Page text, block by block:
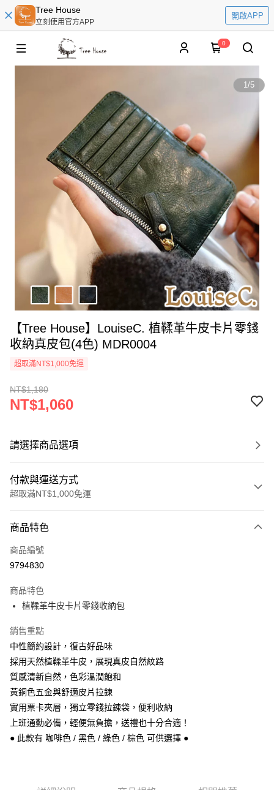
Tree House
立刻使用官方APP
開啟APP
0
1/5
【Tree House】LouiseC. 植鞣革牛皮卡片零錢
收納真皮包(4色) MDR0004
超取滿NT$1,000免運
NT$1,180
NT$1,060
請選擇商品選項
付款與運送方式
超取滿NT$1,000免運
信用卡一次付款
信用卡分期付款
合作金庫商業銀行
華南商業銀行
國泰世華商業銀行
臺灣中小企業銀行
匯豐（台灣）商業銀行
華泰商業銀行
聯邦商業銀行
元大商業銀行
台新國際商業銀行
中國信託商業銀行
台灣樂天信用卡公司
6 期 0 利率 每期
華南商業銀行
上海商業儲蓄銀行
國泰世華商業銀行
臺灣中小企業銀行
台中商業銀行
匯豐（台灣）商業銀行
聯邦商業銀行
元大商業銀行
永豐商業銀行
玉山商業銀行
星展（台灣）商業銀行
台灣樂天信用卡公司
Apple Pay
悠遊付
Google Pay
ATM付款
運送方式
商品特色
商品編號
9794830
商品特色
植鞣革牛皮卡片零錢收納包
銷售重點
中性簡約設計，復古好品味
採用天然植鞣革牛皮，展現真皮自然紋路
質感清新自然，色彩溫潤飽和
黃銅色五金與舒適皮片拉鍊
實用票卡夾層，獨立零錢拉鍊袋，便利收納
上班通勤必備，輕便無負擔，送禮也十分合適！
● 此款有 咖啡色 / 黑色 / 綠色 / 棕色 可供選擇 ●